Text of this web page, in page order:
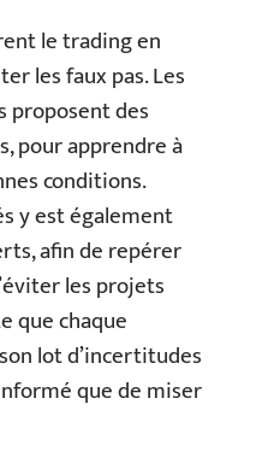
le trading en
les faux pas. Les
proposent des
pour apprendre à
conditions.
y est également
afin de repérer
les projets
que chaque
lot d’incertitudes
que de miser